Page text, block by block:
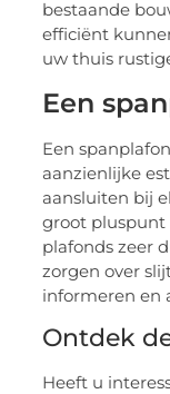
bestaande
efficiënt
uw thuis
Een
Een
aanzienlijke
aansluiten bij
groot pluspunt
plafonds zeer
zorgen over
informeren en
Ontdek
Heeft u